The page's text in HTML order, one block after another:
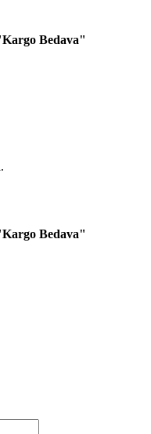
Bedava"
Bedava"